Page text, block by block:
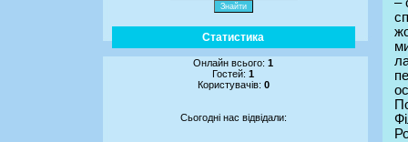
Статистика
Онлайн всього:1
Гостей:1
Користувачів: 0
Сьогодні нас відвідали: